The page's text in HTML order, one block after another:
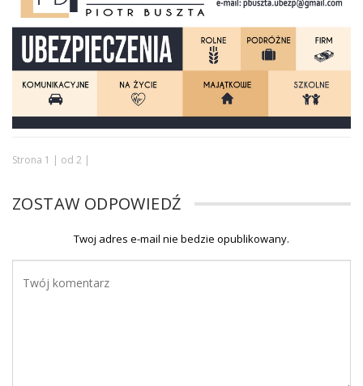
Strona 1 | od 2 |
ZOSTAW ODPOWIEDŹ
Twoj adres e-mail nie bedzie opublikowany.